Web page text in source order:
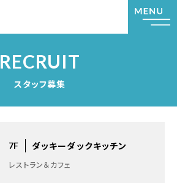
RECRUIT
スタッフ募集
7F ダッキーダックキッチン
レストラン＆カフェ